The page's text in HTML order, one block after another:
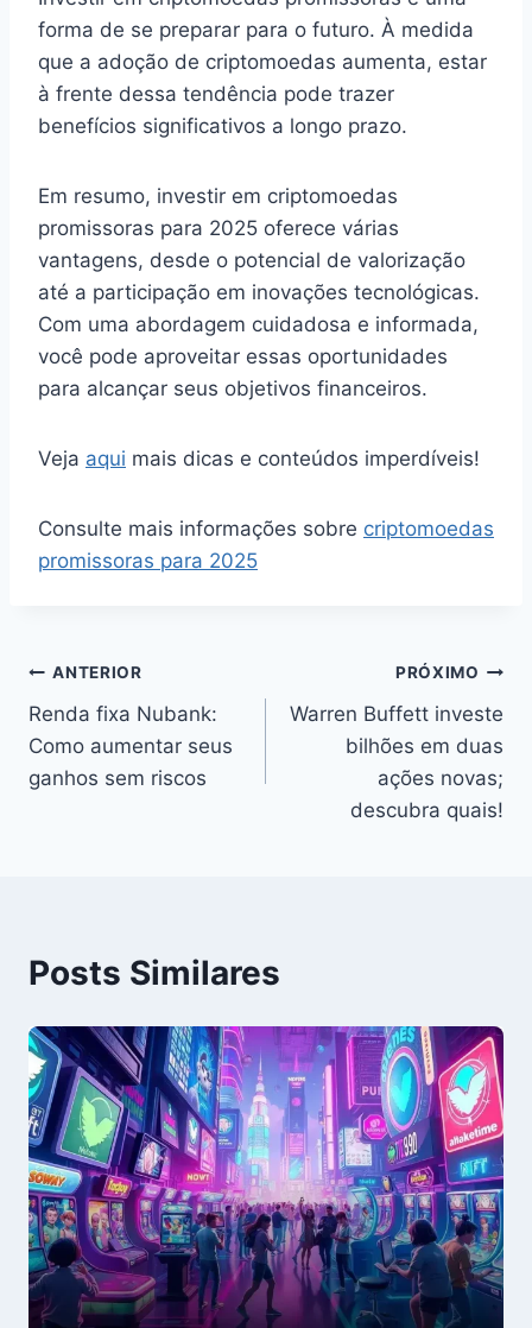
forma de se preparar para o futuro. À medida
que a adoção de criptomoedas aumenta, estar
à frente dessa tendência pode trazer
benefícios significativos a longo prazo.
Em resumo, investir em criptomoedas
promissoras para 2025 oferece várias
vantagens, desde o potencial de valorização
até a participação em inovações tecnológicas.
Com uma abordagem cuidadosa e informada,
você pode aproveitar essas oportunidades
para alcançar seus objetivos financeiros.
Veja aqui mais dicas e conteúdos imperdíveis!
Consulte mais informações sobre criptomoedas
promissoras para 2025
Navegação
de
Post
ANTERIOR
Renda fixa Nubank:
Como aumentar seus
ganhos sem riscos
PRÓXIMO
Warren Buffett investe
bilhões em duas
ações novas;
descubra quais!
Posts Similares